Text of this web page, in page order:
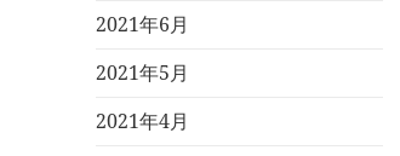
2021年6月
2021年5月
2021年4月